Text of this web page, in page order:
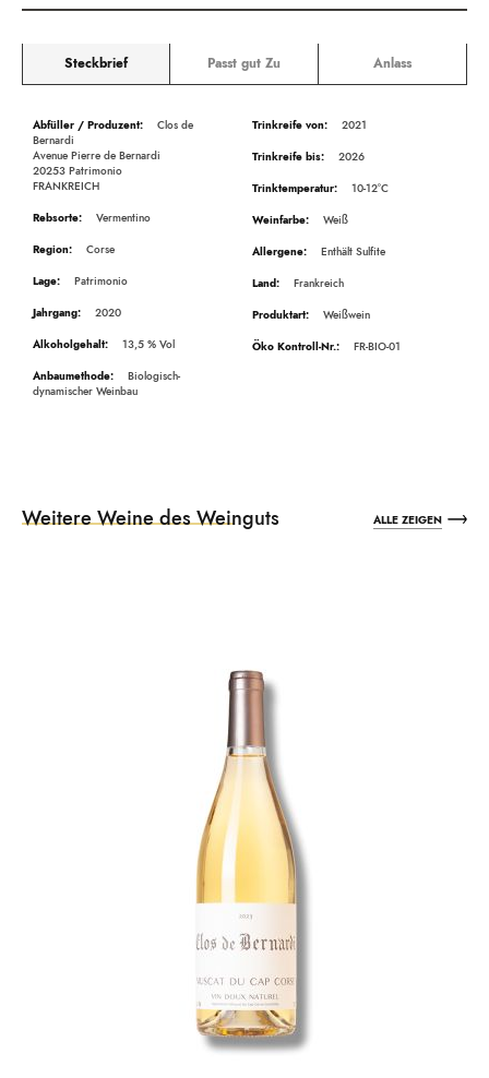
Steckbrief Passt gut Zu Anlass
Beschreibung
Bernardi
Avenue Pierre de Bernardi
20253 Patrimonio
FRANKREICH
Vermentino
Corse
Patrimonio
2020
13,5
dynamischer Weinbau
2021
2026
10-12°C
Weiß
Enthält Sulfite
Frankreich
Weißwein
FR-BIO-01
Weitere Weine des Weinguts ALLE ZEIGEN